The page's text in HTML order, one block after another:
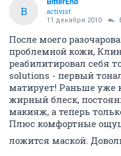
B
activist
11 декабря 2010
После моего
проблемной кожи,
реабилитировал себя
solutions - первый
матирует! Раньше уже
жирный блеск,
макияж, а теперь
Плюс комфортные
ложится маской.